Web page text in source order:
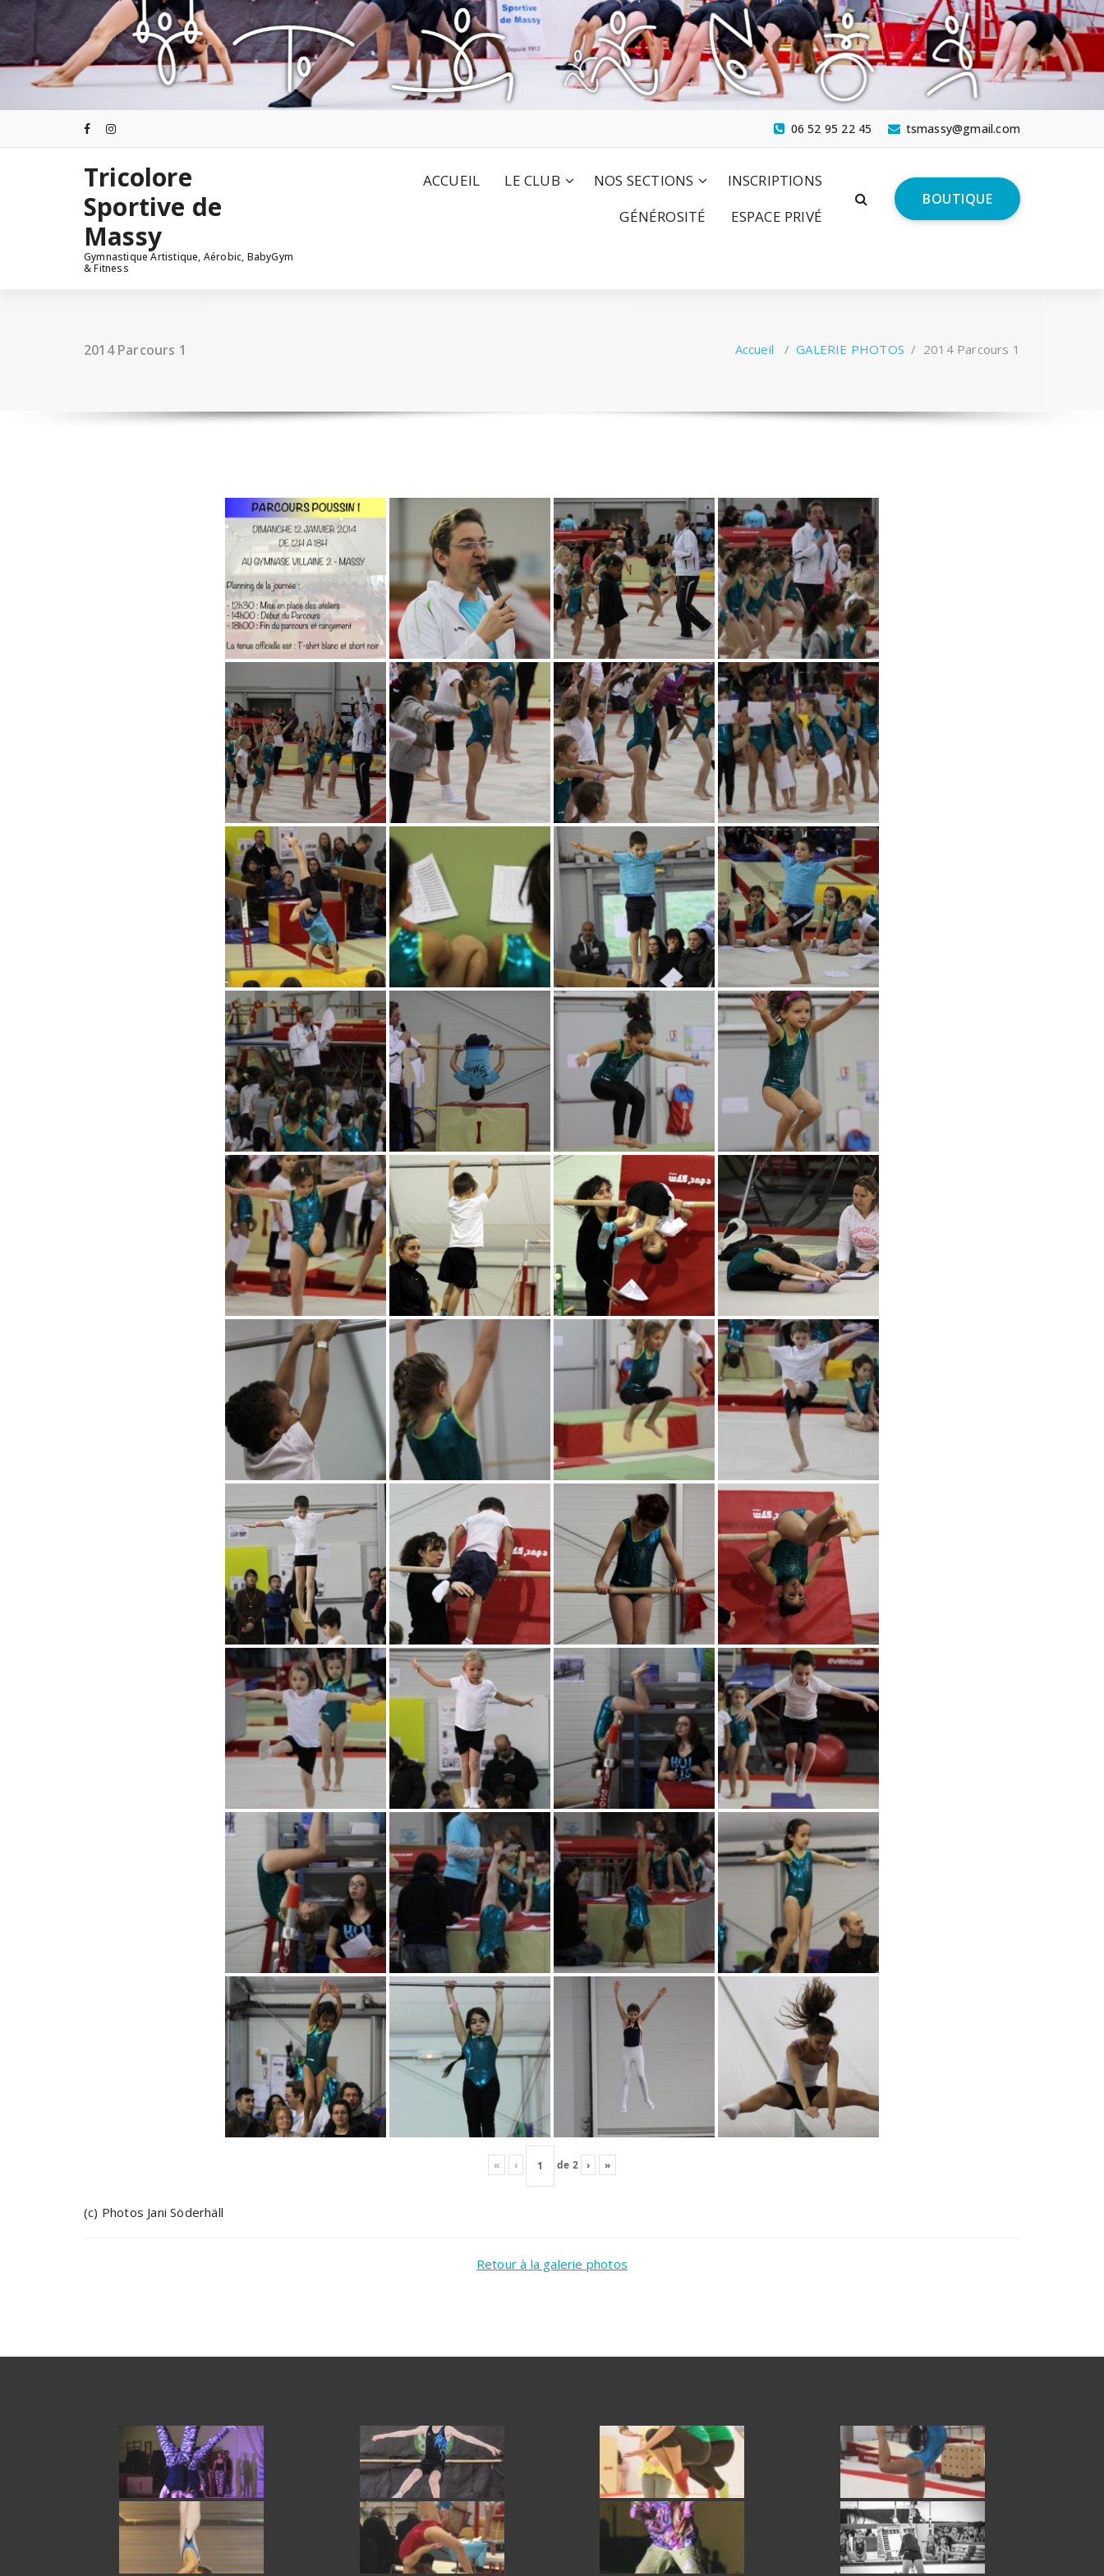
Aller
contenu
tsmassy@gmail.com
06 52 95 22 45
Tricolore
Sportive de
Massy
Gymnastique Artistique, Aérobic, BabyGym
& Fitness
ACCUEIL LE CLUB NOS SECTIONS
INSCRIPTIONS
GÉNÉROSITÉ
ESPACE PRIVÉ
BOUTIQUE
2014 Parcours 1 Accueil /GALERIE PHOTOS / 2014 Parcours 1
« ‹ de 2 › »
(c) Photos Jani Söderhäll
Retour à la galerie photos